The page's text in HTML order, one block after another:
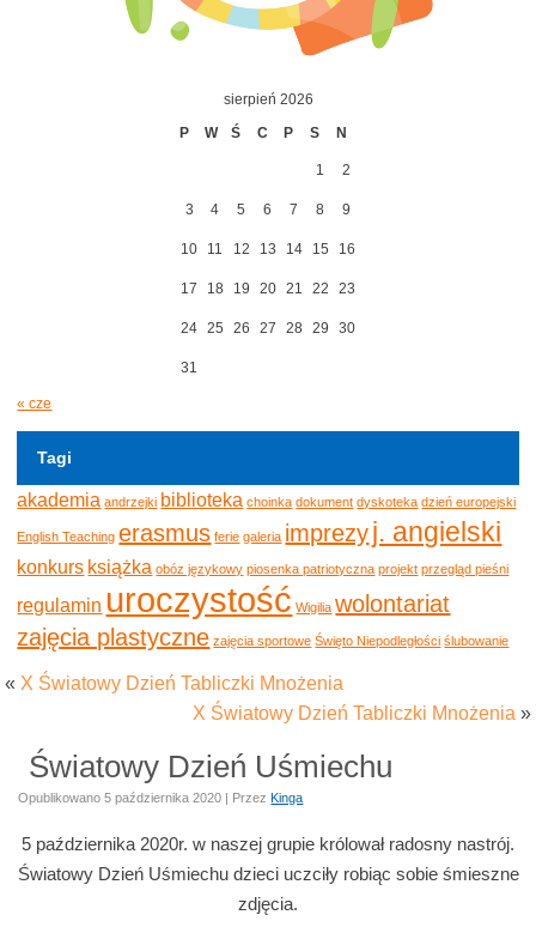
sierpień 2026
P
W Ś C P S N
1 2
3 4 5 6 7 8 9
10 11 12 13 14 15 16
17 18 19 20 21 22 23
24 25 26 27 28 29 30
31
« cze
Tagi
akademia andrzejki biblioteka choinka dokument dyskoteka dzień europejski
English Teaching erasmus ferie galeria imprezyj. angielski
konkurs książka obóz językowy piosenka patriotyczna projekt przegląd pieśni
regulamin uroczystość Wigilia wolontariat
zajęcia plastyczne zajęcia sportowe Święto Niepodległości ślubowanie
« X Światowy Dzień Tabliczki Mnożenia
X Światowy Dzień Tabliczki Mnożenia »
Światowy Dzień Uśmiechu
Opublikowano 5 października 2020 | Przez Kinga
5 października 2020r. w naszej grupie królował radosny nastrój.
Światowy Dzień Uśmiechu dzieci uczciły robiąc sobie śmieszne
zdjęcia.